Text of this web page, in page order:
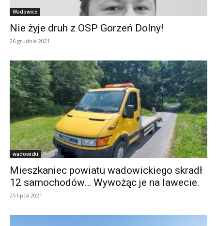
Wadowice
Nie żyje druh z OSP Gorzeń Dolny!
26 grudnia 2021
wadowicki
Mieszkaniec powiatu wadowickiego skradł
12 samochodów… Wywożąc je na lawecie.
25 lipca 2021